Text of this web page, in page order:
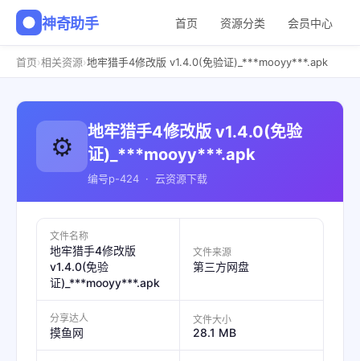
神奇助手 首页 资源分类 会员中心
首页›相关资源›地牢猎手4修改版 v1.4.0(免验证)_***mooyy***.apk
⚙️
地牢猎手4修改版 v1.4.0(免验
证)_***mooyy***.apk
编号p-424 · 云资源下载
文件名称
地牢猎手4修改版
v1.4.0(免验
证)_***mooyy***.apk
文件来源
第三方网盘
分享达人
摸鱼网
文件大小
28.1 MB